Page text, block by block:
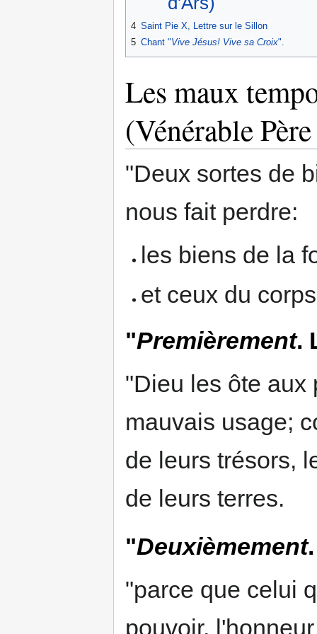
4 Saint Pie X, Lettre sur le Sillon
5 Chant "Vive Jésus! Vive sa Croix".
Les maux
(Vénérable
"Deux sortes de
nous fait perdre:
les biens de la
et ceux du corps
"Premièrement.
"Dieu les ôte aux
mauvais usage;
de leurs trésors,
de leurs terres.
"Deuxièmement
"parce que celui
pouvoir,